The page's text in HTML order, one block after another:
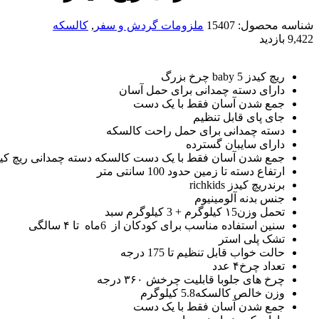
شناسه محصول: 15407 ملزومات گردش و سفر , کالسکه
9,422 بازدید
ریچ کیدز baby 5 چرخ بزرگ
دارای دسته چمدانی برای حمل آسان
جمع شدن آسان فقط با یک دست
جای پای قابل تنظیم
دسته چمدانی برای حمل راحت کالسکه
دارای سایبان گسترده
جمع شدن آسان فقط با یک دست کالسکه دسته چمدانی ریچ
ارتفاع دسته تا زمین حدود 100 سانتی متر
برندریچ کیدز richkids
جنس بدنه آلومینیوم
تحمل وزن۱5 کیلوگرم + 3 کیلوگرم سبد
سنین استفاده مناسب برای کودکان از 6ماه تا ۴ سالگی
تشک پلی استر
حالت خواب قابل تنظیم تا 175 درجه
تعداد چرخ۴ عدد
چرخ های جلوبا قابلیت چرخش ۳۶۰ درجه
وزن خالص کالسکه5.8 کیلوگرم
جمع شدن آسان فقط با یک دست